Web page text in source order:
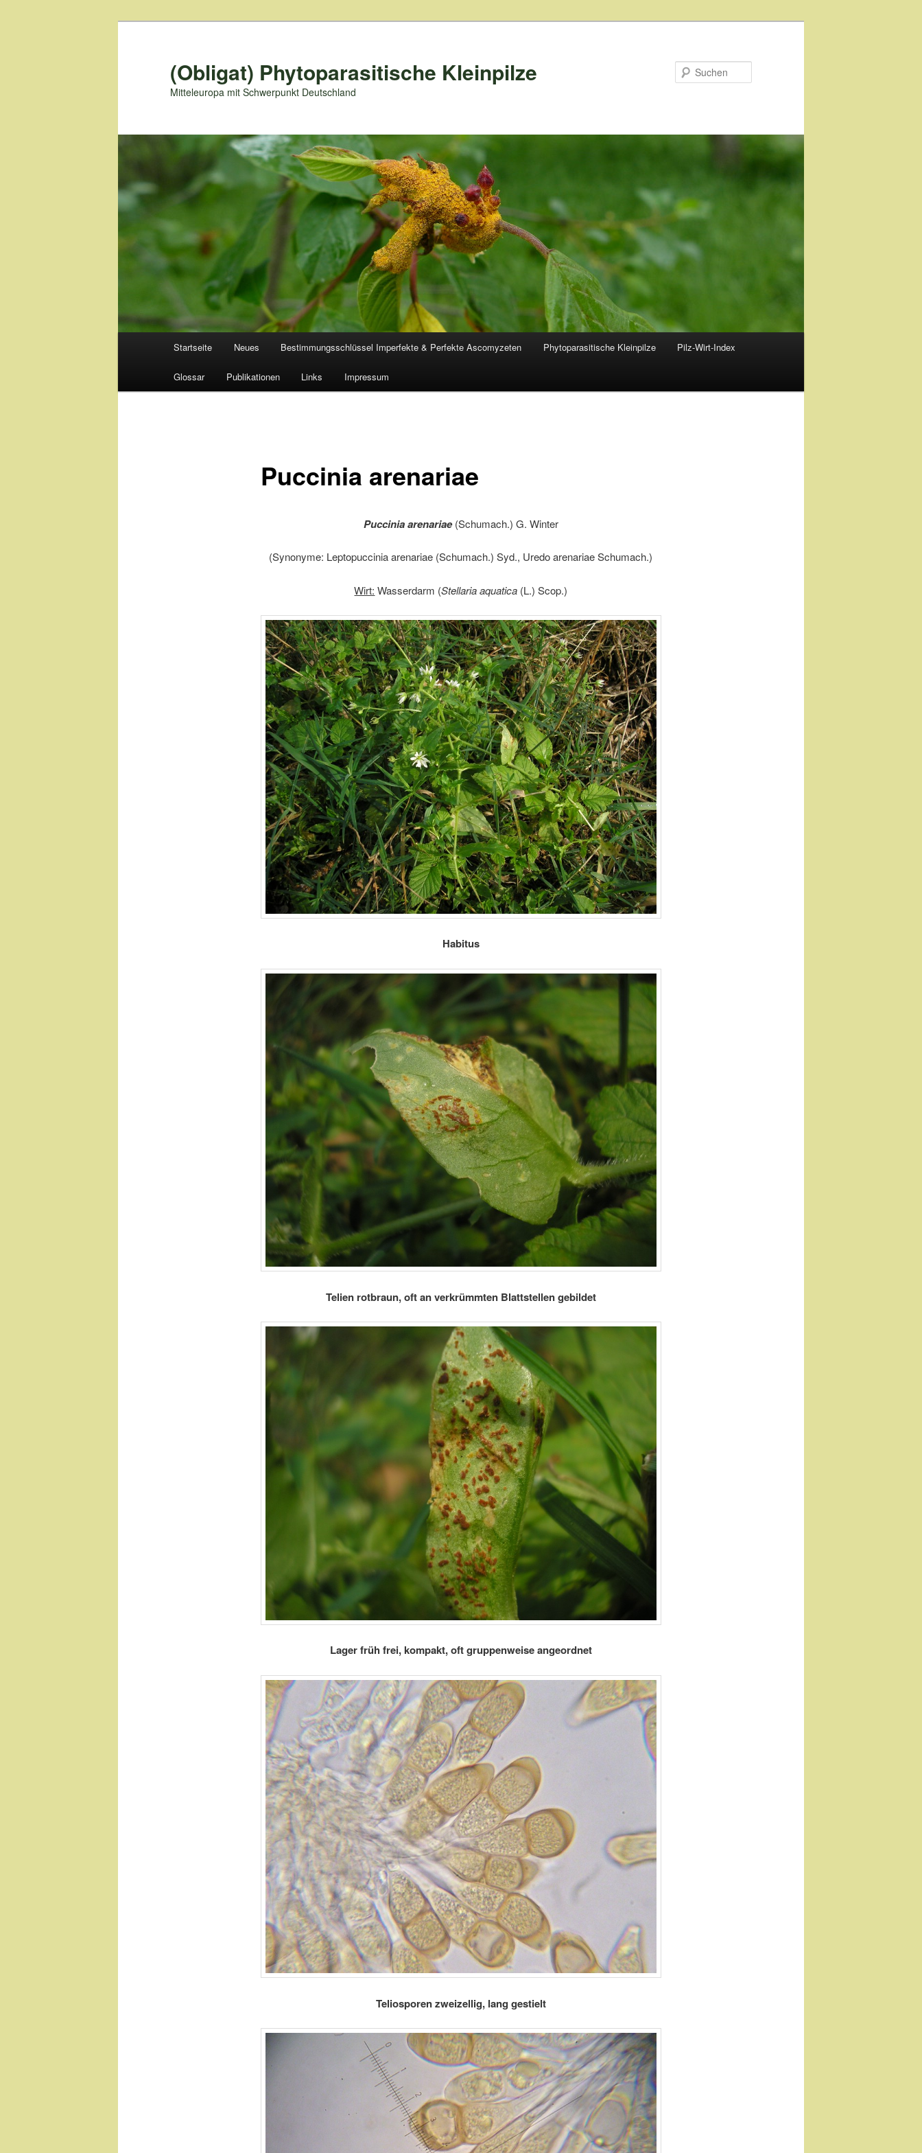
(Obligat) Phytoparasitische Kleinpilze
Mitteleuropa mit Schwerpunkt Deutschland
Startseite Neues Bestimmungsschlüssel Imperfekte & Perfekte Ascomyzeten Phytoparasitische Kleinpilze Pilz-Wirt-Index
Glossar Publikationen Links Impressum
Puccinia arenariae
Puccinia arenariae(Schumach.) G. Winter
(Synonyme: Leptopuccinia arenariae (Schumach.) Syd., Uredo arenariae Schumach.)
Wirt: Wasserdarm (Stellaria aquatica (L.) Scop.)
Habitus
Telien rotbraun, oft an verkrümmten Blattstellen gebildet
Lager früh frei, kompakt, oft gruppenweise angeordnet
Teliosporen zweizellig, lang gestielt